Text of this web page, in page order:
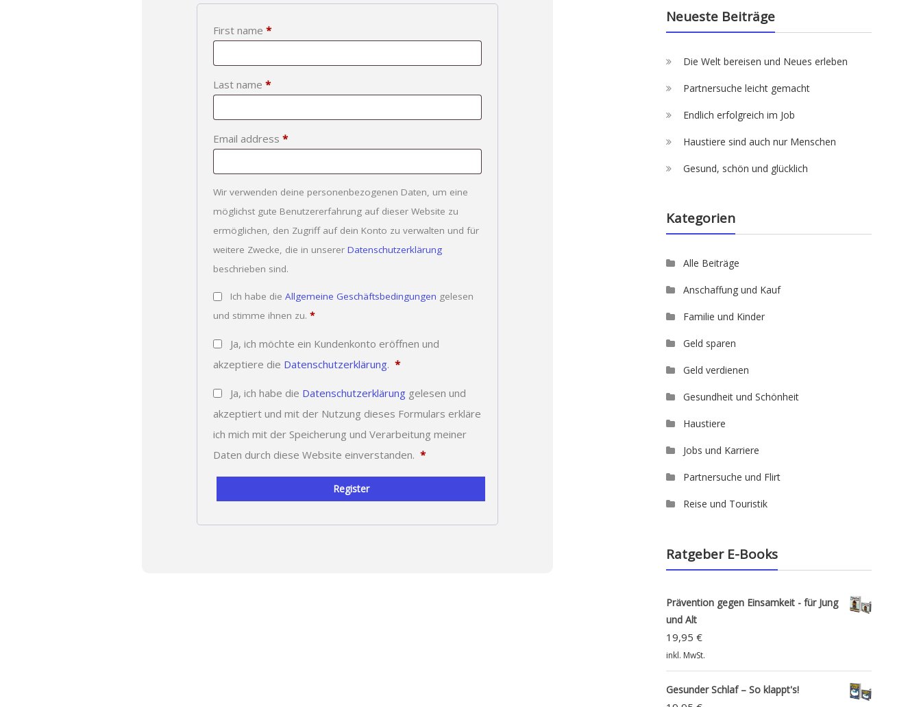
First name *
Last name *
Email address *
Wir verwenden deine personenbezogenen Daten, um eine
möglichst gute Benutzererfahrung auf dieser Website zu
ermöglichen, den Zugriff auf dein Konto zu verwalten und für
weitere Zwecke, die in unserer Datenschutzerklärung
beschrieben sind.
Ich habe die Allgemeine Geschäftsbedingungen gelesen
und stimme ihnen zu. *
Ja, ich möchte ein Kundenkonto eröffnen und
akzeptiere die Datenschutzerklärung. *Erforderlich
Ja, ich habe die Datenschutzerklärung gelesen und
akzeptiert und mit der Nutzung dieses Formulars erkläre
ich mich mit der Speicherung und Verarbeitung meiner
Daten durch diese Website einverstanden. *
Neueste Beiträge
Die Welt bereisen und Neues erleben
Partnersuche leicht gemacht
Endlich erfolgreich im Job
Haustiere sind auch nur Menschen
Gesund, schön und glücklich
Kategorien
Alle Beiträge
Anschaffung und Kauf
Familie und Kinder
Geld sparen
Geld verdienen
Gesundheit und Schönheit
Haustiere
Jobs und Karriere
Partnersuche und Flirt
Reise und Touristik
Ratgeber E-Books
Prävention gegen Einsamkeit - für Jung
und Alt
19,95 €
inkl. MwSt.
Gesunder Schlaf – So klappt's!